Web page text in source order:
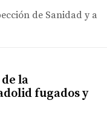
de Sanidad y a
la
fugados y